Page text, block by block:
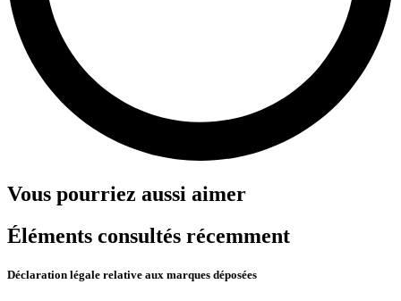
Vous pourriez aussi aimer
Éléments consultés récemment
Déclaration légale relative aux marques déposées